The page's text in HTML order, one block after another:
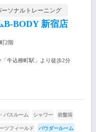
ーソナルトレーニング
B-BODY 新宿店
2階
牛込柳町駅」より徒歩2分
バスルーム シャワー 岩盤浴
ツフィールド パウダールーム